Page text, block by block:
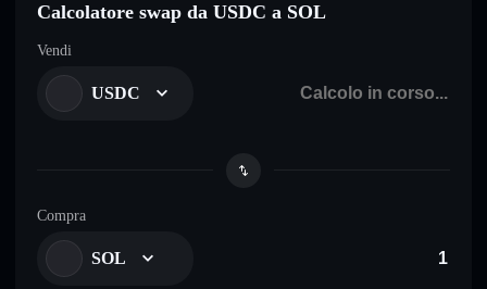
Calcolatore swap da USDC a SOL
Vendi
USDC
Compra
SOL